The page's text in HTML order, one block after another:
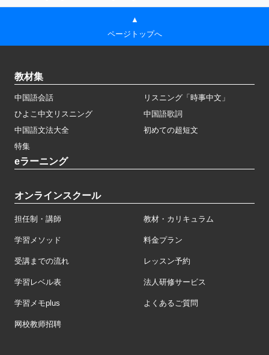
▲
ページトップへ
教材集
中国語会話
リスニング「時事中文」
ひよこ中文リスニング
中国語歌詞
中国語文法大全
初めての超短文
特集
eラーニング
オンラインスクール
担任制・講師 教材・カリキュラム
学習メソッド 料金プラン
受講までの流れ レッスン予約
学習レベル表 法人研修サービス
学習メモplus よくあるご質問
网校教师招聘